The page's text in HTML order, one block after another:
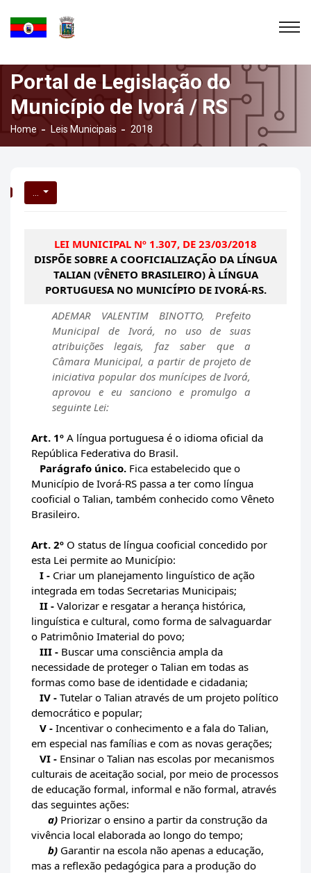
Portal de Legislação do
Município de Ivorá / RS
Home Leis Municipais 2018
LEI MUNICIPAL Nº 1.307, DE 23/03/2018
DISPÕE SOBRE A COOFICIALIZAÇÃO DA LÍNGUA
TALIAN (VÊNETO BRASILEIRO) À LÍNGUA
PORTUGUESA NO MUNICÍPIO DE IVORÁ-RS.
ADEMAR VALENTIM BINOTTO, Prefeito
Municipal de Ivorá, no uso de suas
atribuições legais, faz saber que a
Câmara Municipal, a partir de projeto de
iniciativa popular dos munícipes de Ivorá,
aprovou e eu sanciono e promulgo a
seguinte Lei:
Art. 1º A língua portuguesa é o idioma oficial da
República Federativa do Brasil.
Parágrafo único. Fica estabelecido que o
Município de Ivorá-RS passa a ter como língua
cooficial o Talian, também conhecido como Vêneto
Brasileiro.
Art. 2º O status de língua cooficial concedido por
esta Lei permite ao Município:
I - Criar um planejamento linguístico de ação
integrada em todas Secretarias Municipais;
II - Valorizar e resgatar a herança histórica,
linguística e cultural, como forma de salvaguardar
o Patrimônio Imaterial do povo;
III - Buscar uma consciência ampla da
necessidade de proteger o Talian em todas as
formas como base de identidade e cidadania;
IV - Tutelar o Talian através de um projeto político
democrático e popular;
V - Incentivar o conhecimento e a fala do Talian,
em especial nas famílias e com as novas gerações;
VI - Ensinar o Talian nas escolas por mecanismos
culturais de aceitação social, por meio de processos
de educação formal, informal e não formal, através
das seguintes ações:
a) Priorizar o ensino a partir da construção da
vivência local elaborada ao longo do tempo;
b) Garantir na escola não apenas a educação,
mas a reflexão pedagógica para a produção do